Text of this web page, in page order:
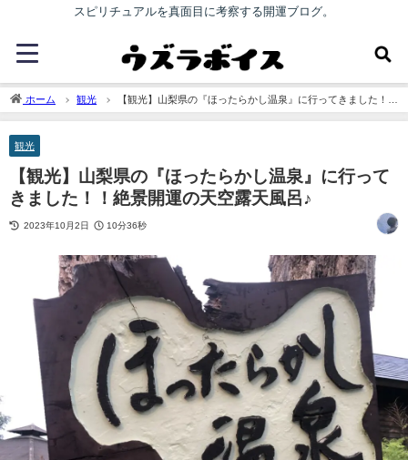
スピリチュアルを真面目に考察する開運ブログ。
ホーム 観光
【観光】山梨県の『ほったらかし温泉』に行ってきました！！
絶景開運の天空露天風呂♪
観光
【観光】山梨県の『ほったらかし温泉』に行って
きました！！絶景開運の天空露天風呂♪
2023年10月2日 10分36秒